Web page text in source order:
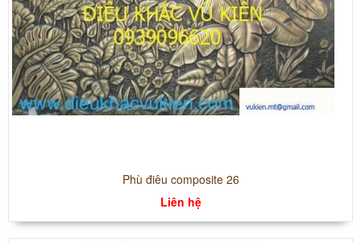
Phù điêu composite 26
Liên hệ